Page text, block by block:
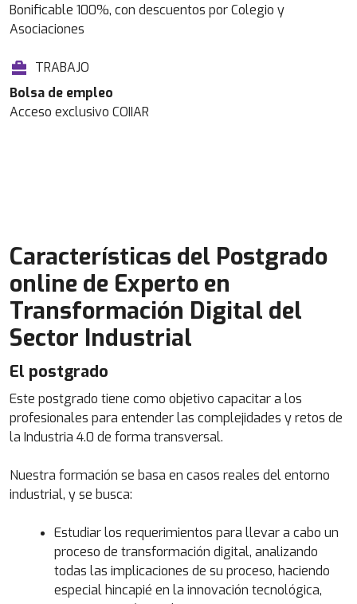
Bonificable 100%, con descuentos por Colegio y
Asociaciones
TRABAJO
Bolsa de empleo
Acceso exclusivo COIIAR
Características del Postgrado
online de Experto en
Transformación Digital del
Sector Industrial
El postgrado
Este postgrado tiene como objetivo capacitar a los
profesionales para entender las complejidades y retos de
la Industria 4.0 de forma transversal.
Nuestra formación se basa en casos reales del entorno
industrial, y se busca:
Estudiar los requerimientos para llevar a cabo un
proceso de transformación digital, analizando
todas las implicaciones de su proceso, haciendo
especial hincapié en la innovación tecnológica,